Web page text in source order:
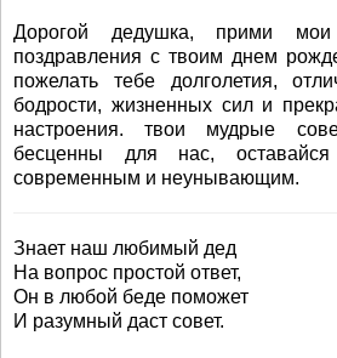
Дорогой дедушка, прими
поздравления с твоим днем
пожелать тебе долголетия,
бодрости, жизненных сил и
настроения. твои мудрые
бесценны для нас,
современным и неунывающим.
Знает наш любимый дед
На вопрос простой ответ,
Он в любой беде поможет
И разумный даст совет.